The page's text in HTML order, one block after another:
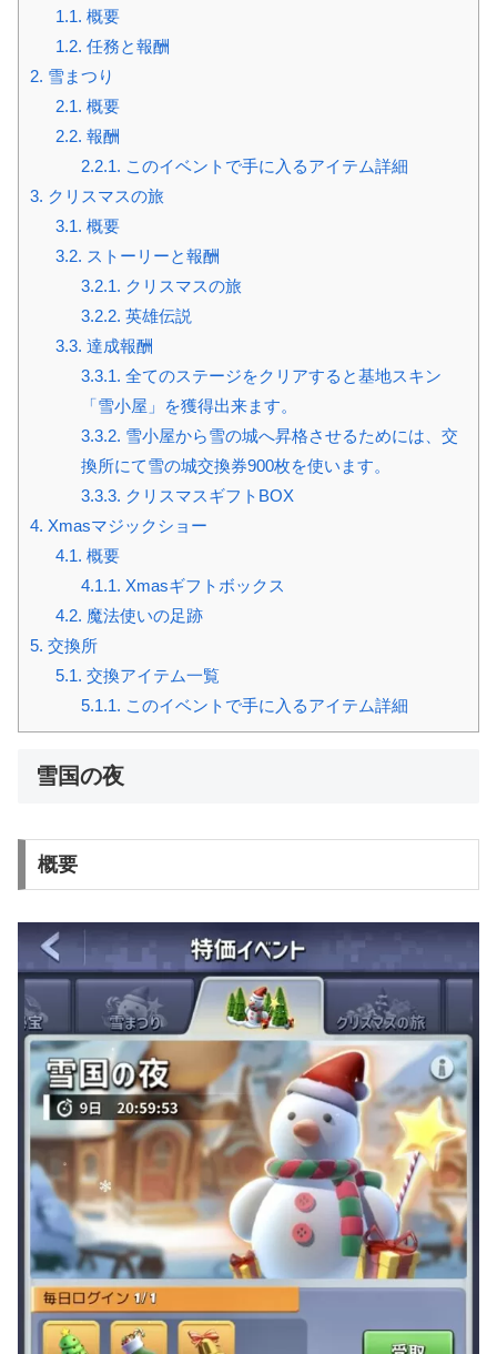
1.1. 概要
1.2. 任務と報酬
2. 雪まつり
2.1. 概要
2.2. 報酬
2.2.1. このイベントで手に入るアイテム詳細
3. クリスマスの旅
3.1. 概要
3.2. ストーリーと報酬
3.2.1. クリスマスの旅
3.2.2. 英雄伝説
3.3. 達成報酬
3.3.1. 全てのステージをクリアすると基地スキン
「雪小屋」を獲得出来ます。
3.3.2. 雪小屋から雪の城へ昇格させるためには、交
換所にて雪の城交換券900枚を使います。
3.3.3. クリスマスギフトBOX
4. Xmasマジックショー
4.1. 概要
4.1.1. Xmasギフトボックス
4.2. 魔法使いの足跡
5. 交換所
5.1. 交換アイテム一覧
5.1.1. このイベントで手に入るアイテム詳細
雪国の夜
概要